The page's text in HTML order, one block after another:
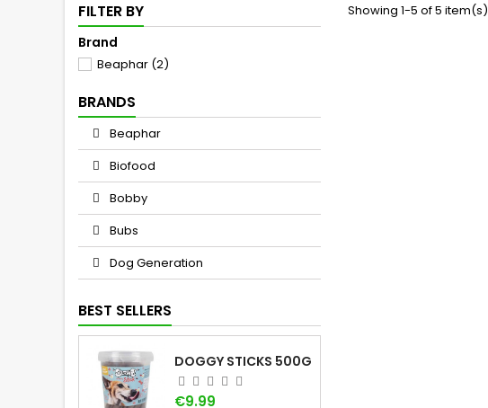
FILTER BY
Brand
Beaphar (2)
BRANDS
Beaphar
Biofood
Bobby
Bubs
Dog Generation
BEST SELLERS
DOGGY STICKS 500G
Price
€9.99
Showing 1-5 of 5 item(s)